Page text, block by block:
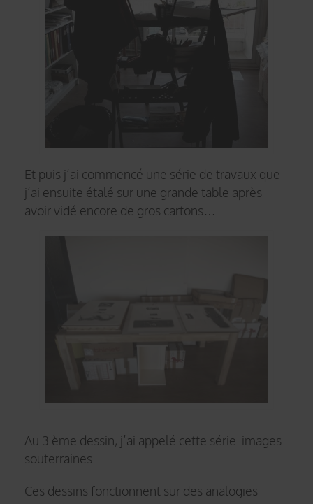
Et puis j’ai commencé une série de travaux que
j’ai ensuite étalé sur une grande table après
avoir vidé encore de gros cartons…
Au 3 ème dessin, j’ai appelé cette série images
souterraines.
Ces dessins fonctionnent sur des analogies